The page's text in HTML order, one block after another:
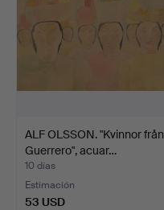
ALF OLSSON. "Kvinnor från
Guerrero", acuar…
10 días
Estimación
53 USD